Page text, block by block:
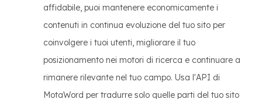
affidabile, puoi mantenere economicamente i
contenuti in continua evoluzione del tuo sito per
coinvolgere i tuoi utenti, migliorare il tuo
posizionamento nei motori di ricerca e continuare a
rimanere rilevante nel tuo campo. Usa l'API di
MotaWord per tradurre solo quelle parti del tuo sito